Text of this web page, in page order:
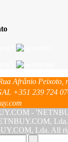
Afrânio Peixoto,
+351 239 724
-
Lda. All